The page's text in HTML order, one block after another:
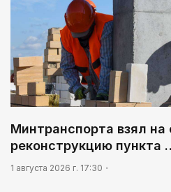
Минтранспорта взял на
реконструкцию пункта
1 августа 2026 г. 17:30